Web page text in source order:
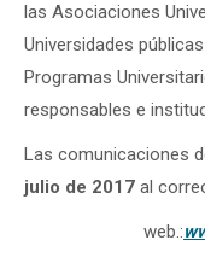
las Asociaciones
Universidades
Programas
responsables e
Las comunicaciones
julio de 2017 al
web.: